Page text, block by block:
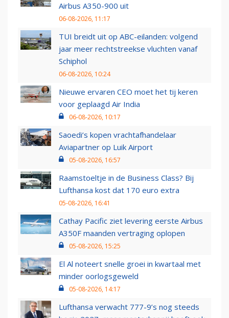
Airbus A350-900 uit
06-08-2026, 11:17
TUI breidt uit op ABC-eilanden: volgend
jaar meer rechtstreekse vluchten vanaf
Schiphol
06-08-2026, 10:24
Nieuwe ervaren CEO moet het tij keren
voor geplaagd Air India
06-08-2026, 10:17
Saoedi’s kopen vrachtafhandelaar
Aviapartner op Luik Airport
05-08-2026, 16:57
Raamstoeltje in de Business Class? Bij
Lufthansa kost dat 170 euro extra
05-08-2026, 16:41
Cathay Pacific ziet levering eerste Airbus
A350F maanden vertraging oplopen
05-08-2026, 15:25
El Al noteert snelle groei in kwartaal met
minder oorlogsgeweld
05-08-2026, 14:17
Lufthansa verwacht 777-9’s nog steeds